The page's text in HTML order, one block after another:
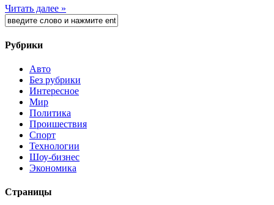
Читать далее »
Рубрики
Авто
Без рубрики
Интересное
Мир
Политика
Проишествия
Спорт
Технологии
Шоу-бизнес
Экономика
Страницы